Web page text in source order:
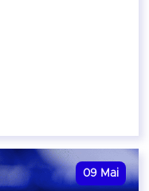
09 Mai